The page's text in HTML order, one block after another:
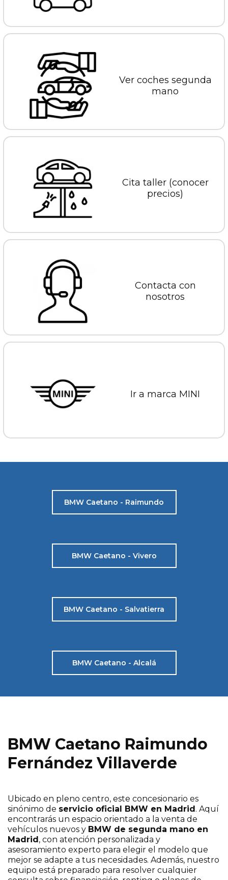
Ver coches segunda
mano
Cita taller (conocer
precios)
Contacta con
nosotros
Ir a marca MINI
BMW Caetano - Raimundo
BMW Caetano - Vivero
BMW Caetano - Salvatierra
BMW Caetano - Alcalá
BMW Caetano Raimundo
Fernández Villaverde
Ubicado en pleno centro, este concesionario es
sinónimo de servicio oficial BMW en Madrid. Aquí
encontrarás un espacio orientado a la venta de
vehículos nuevos y BMW de segunda mano en
Madrid, con atención personalizada y
asesoramiento experto para elegir el modelo que
mejor se adapte a tus necesidades. Además, nuestro
equipo está preparado para resolver cualquier